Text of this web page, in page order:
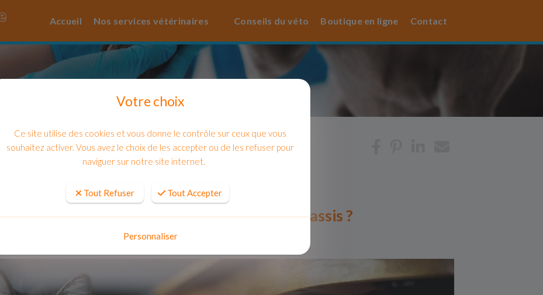
Accueil Nos services vétérinaires Conseils du véto Boutique en ligne Contact
vétérinaire pour mon chat près de Cassis ?
Votre choix
Ce site utilise des cookies et vous donne le contrôle sur ceux que vous
souhaitez activer. Vous avez le choix de les accepter ou de les refuser pour
naviguer sur notre site internet.
Tout Refuser Tout Accepter
Personnaliser